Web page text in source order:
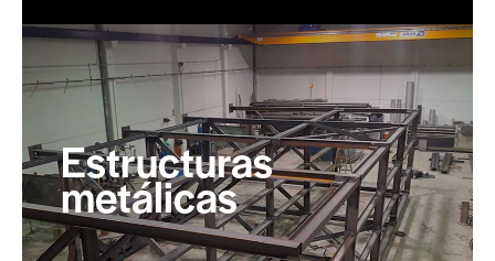
Estructuras
metálicas